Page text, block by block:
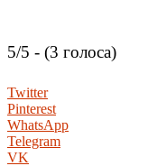
5/5 - (3 голоса)
Twitter
Pinterest
WhatsApp
Telegram
VK